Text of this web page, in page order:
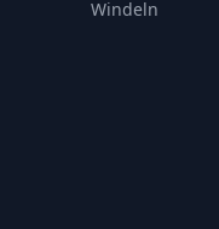
Windeln